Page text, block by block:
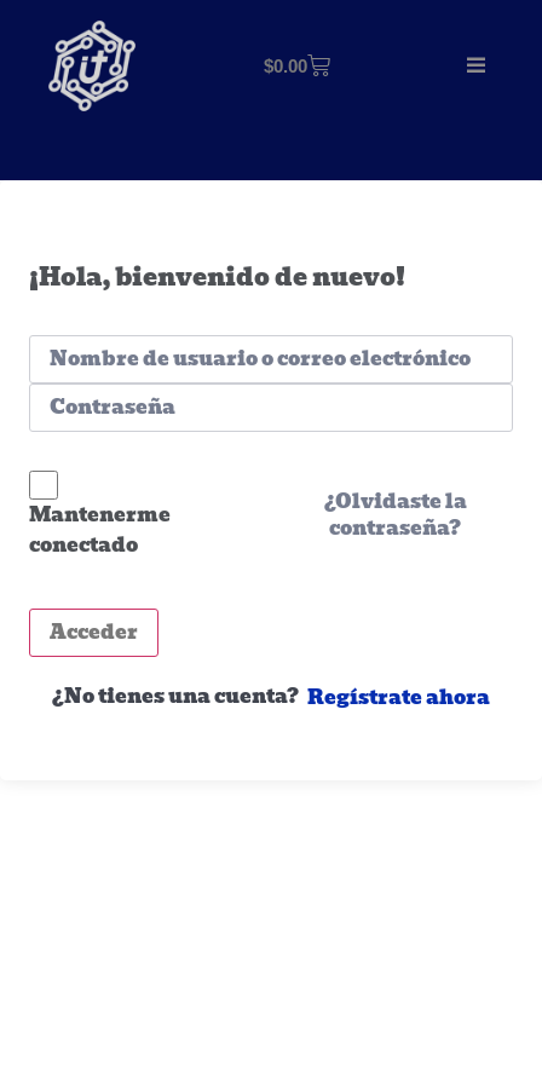
$0.00
¡Hola, bienvenido de nuevo!
Mantenerme
conectado
¿Olvidaste la
contraseña?
Acceder
¿No tienes una cuenta? Regístrate ahora